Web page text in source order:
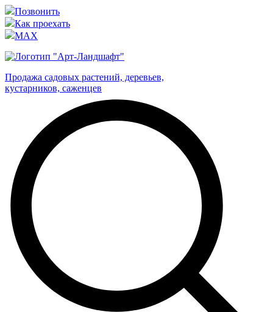
Позвонить
Как проехать
MAX
Продажа садовых растений, деревьев,
кустарников, саженцев